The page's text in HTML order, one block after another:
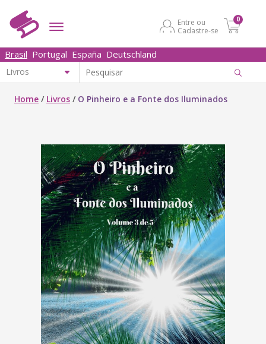
Entre ou
Cadastre-se
0
Brasil Portugal España Deutschland
Home / Livros / O Pinheiro e a Fonte dos Iluminados